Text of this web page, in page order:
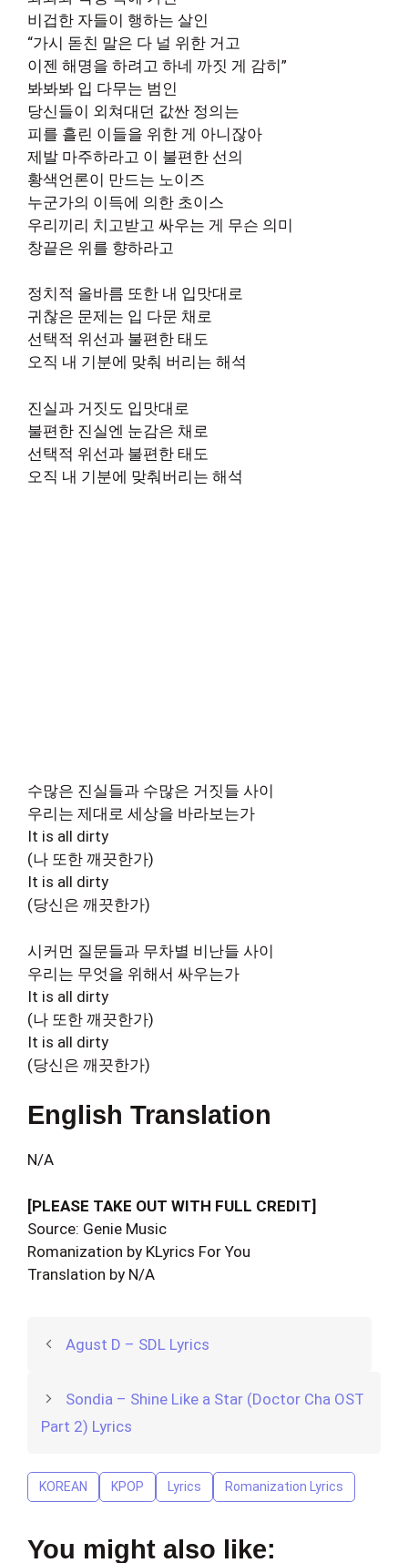
비겁한 자들이 행하는 살인
“가시 돋친 말은 다 널 위한 거고
이젠 해명을 하려고 하네 까짓 게 감히”
봐봐봐 입 다무는 범인
당신들이 외쳐대던 값싼 정의는
피를 흘린 이들을 위한 게 아니잖아
제발 마주하라고 이 불편한 선의
황색언론이 만드는 노이즈
누군가의 이득에 의한 초이스
우리끼리 치고받고 싸우는 게 무슨 의미
창끝은 위를 향하라고
정치적 올바름 또한 내 입맛대로
귀찮은 문제는 입 다문 채로
선택적 위선과 불편한 태도
오직 내 기분에 맞춰 버리는 해석
진실과 거짓도 입맛대로
불편한 진실엔 눈감은 채로
선택적 위선과 불편한 태도
오직 내 기분에 맞춰버리는 해석
수많은 진실들과 수많은 거짓들 사이
우리는 제대로 세상을 바라보는가
It is all dirty
(나 또한 깨끗한가)
It is all dirty
(당신은 깨끗한가)
시커먼 질문들과 무차별 비난들 사이
우리는 무엇을 위해서 싸우는가
It is all dirty
(나 또한 깨끗한가)
It is all dirty
(당신은 깨끗한가)
English Translation
N/A
[PLEASE TAKE OUT WITH FULL CREDIT]
Source: Genie Music
Romanization by KLyrics For You
Translation by N/A
Agust D – SDL Lyrics
Sondia – Shine Like a Star (Doctor Cha OST
Part 2) Lyrics
KOREAN KPOP Lyrics Romanization Lyrics
You might also like: